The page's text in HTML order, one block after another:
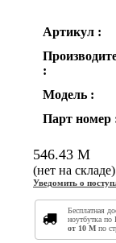
Артикул :
:
Модель :
Парт номер
546.43 M
(нет на складе)
Уведомить о
Бесплатная
ноутбутка по
от 10 M по